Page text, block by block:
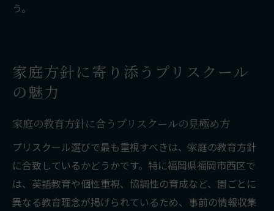
う。
家庭方針に寄り添うプリスクール
の魅力
家庭の教育方針に合うプリスクールの見極め方
プリスクール選びで最も重視すべきは、家庭の教育方針
に合致しているかどうかです。特に福岡県福岡市西区で
は、英語教育や個性重視、協調性の育成など、園ごとに
異なる教育理念が掲げられているため、事前の情報収集